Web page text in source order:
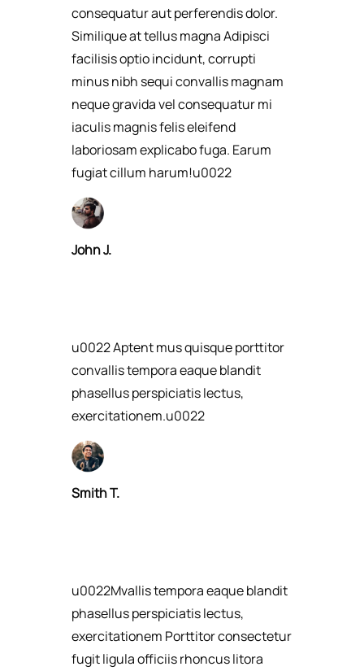
consequatur aut perferendis dolor.
Similique at tellus magna Adipisci
facilisis optio incidunt, corrupti
minus nibh sequi convallis magnam
neque gravida vel consequatur mi
iaculis magnis felis eleifend
laboriosam explicabo fuga. Earum
fugiat cillum harum!u0022​
John J.​
u0022 Aptent mus quisque porttitor
convallis tempora eaque blandit
phasellus perspiciatis lectus,
exercitationem.u0022​
Smith T.​
u0022Mvallis tempora eaque blandit
phasellus perspiciatis lectus,
exercitationem Porttitor consectetur
fugit ligula officiis rhoncus litora